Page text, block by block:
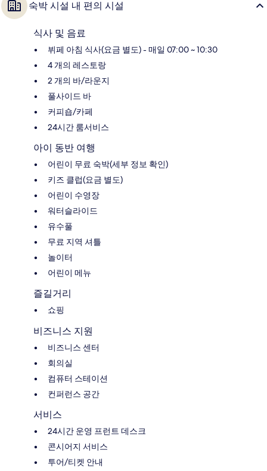
숙박 시설 내 편의 시설
식사 및 음료
뷔페 아침 식사(요금 별도) - 매일 07:00 ~ 10:30
4 개의 레스토랑
2 개의 바/라운지
풀사이드 바
커피숍/카페
24시간 룸서비스
아이 동반 여행
어린이 무료 숙박(세부 정보 확인)
키즈 클럽(요금 별도)
어린이 수영장
워터슬라이드
유수풀
무료 지역 셔틀
놀이터
어린이 메뉴
즐길거리
쇼핑
비즈니스 지원
비즈니스 센터
회의실
컴퓨터 스테이션
컨퍼런스 공간
서비스
24시간 운영 프런트 데스크
콘시어지 서비스
투어/티켓 안내